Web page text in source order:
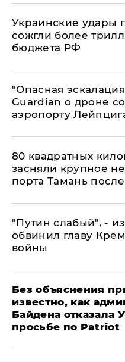
Украинские удары
сожгли более
бюджета РФ
"Опасная
Guardian о дроне
аэропорту
80 квадратных
засняли крупное
порта Тамань
​"Путин слабый", -
обвинил главу
войны
Без объяснения
известно, как
Байдена отказала
просьбе по Patriot